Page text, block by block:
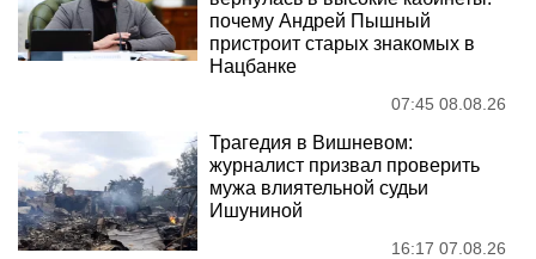
почему Андрей Пышный
пристроит старых знакомых в
Нацбанке
07:45 08.08.26
Трагедия в Вишневом:
журналист призвал проверить
мужа влиятельной судьи
Ишуниной
16:17 07.08.26